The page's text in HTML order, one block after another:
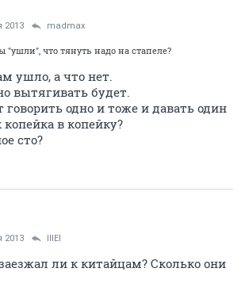
2013 madmax
"ушли", что тянуть надо на стапеле?
ушло, а что нет.
вытягивать будет.
говорить одно и тоже и давать один
в копейку?
сто?
2013 lllEl
ли к китайцам? Сколько они